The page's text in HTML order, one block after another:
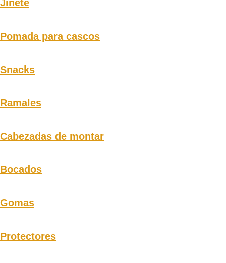
Jinete
Pomada para cascos
Snacks
Ramales
Cabezadas de montar
Bocados
Gomas
Protectores